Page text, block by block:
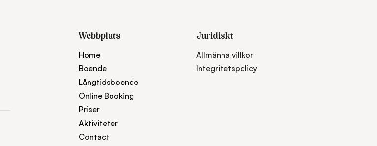
Webbplats
Home
Boende
Långtidsboende
Online Booking
Priser
Aktiviteter
Contact
Juridiskt
Allmänna villkor
Integritetspolicy